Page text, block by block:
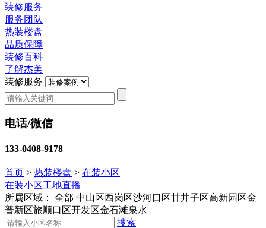
装修服务
服务团队
热装楼盘
品质保障
装修百科
了解杰美
装修服务
电话/微信
133-0408-9178
首页 > 热装楼盘 > 在装小区
在装小区工地直播
所属区域：
全部 中山区西岗区沙河口区甘井子区高新园区金
普新区旅顺口区开发区金石滩泉水
搜索